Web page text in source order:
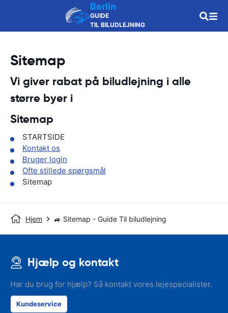
Berlin
GUIDE
TIL BILUDLEJNING
Sitemap
Vi giver rabat på biludlejning i alle
større byer i
Sitemap
STARTSIDE
Kontakt os
Bruger login
Ofte stillede spørgsmål
Sitemap
Hjem 🚙 Sitemap - Guide Til biludlejning
Hjælp og kontakt
Har du brug for hjælp? Så kontakt vores lejespecialister.
Kundeservice